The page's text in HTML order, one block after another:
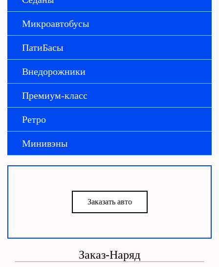
Микроавтобусы
ПатиБасы
Внедорожники
Премиум-класс
Ретро
Минивэны
Заказать авто
Заказ-Наряд